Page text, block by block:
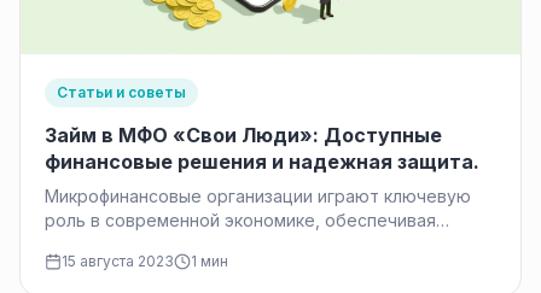
Статьи и советы
Займ в MФО «Свои Люди»: Доступные
финансовые решения и надежная защита.
Микрофинансовые организации играют ключевую
роль в современной экономике, обеспечивая
среднего бизнеса,…
15 августа 2023 1 мин